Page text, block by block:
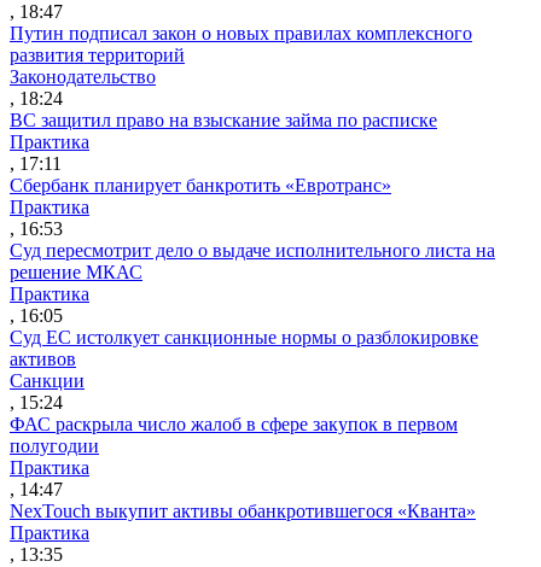
, 18:47
Путин подписал закон о новых правилах комплексного
развития территорий
Законодательство
, 18:24
ВС защитил право на взыскание займа по расписке
Практика
, 17:11
Сбербанк планирует банкротить «Евротранс»
Практика
, 16:53
Суд пересмотрит дело о выдаче исполнительного листа на
решение МКАС
Практика
, 16:05
Суд ЕС истолкует санкционные нормы о разблокировке
активов
Санкции
, 15:24
ФАС раскрыла число жалоб в сфере закупок в первом
полугодии
Практика
, 14:47
NexTouch выкупит активы обанкротившегося «Кванта»
Практика
, 13:35